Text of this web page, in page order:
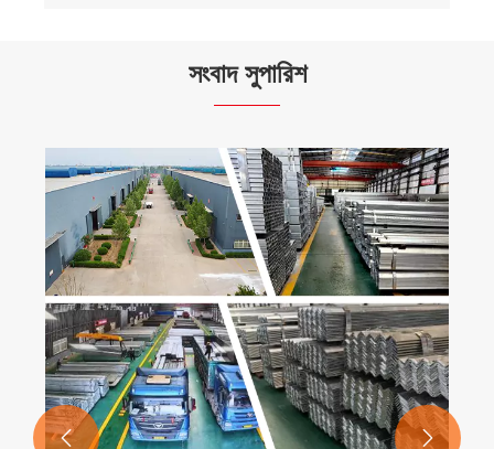
সংবাদ সুপারিশ
 